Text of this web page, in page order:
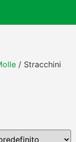
/ Stracchini